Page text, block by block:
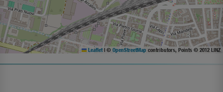
Leaflet | © OpenStreetMap contributors, Points © 2012 LINZ